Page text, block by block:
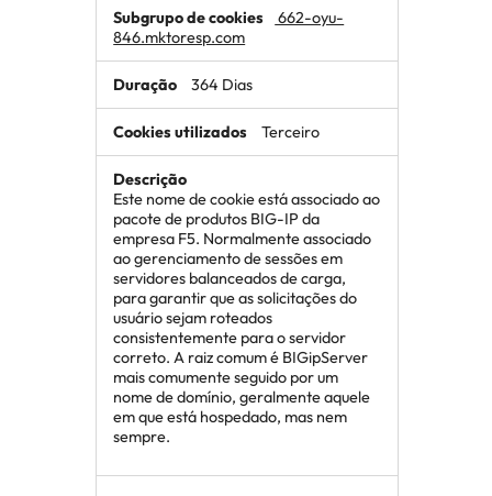
662-oyu-
846.mktoresp.com
364 Dias
Terceiro
Este nome de cookie está associado ao
pacote de produtos BIG-IP da
empresa F5. Normalmente associado
ao gerenciamento de sessões em
servidores balanceados de carga,
para garantir que as solicitações do
usuário sejam roteados
consistentemente para o servidor
correto. A raiz comum é BIGipServer
mais comumente seguido por um
nome de domínio, geralmente aquele
em que está hospedado, mas nem
sempre.